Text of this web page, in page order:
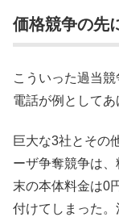
価格競争の先
こういった過当
電話が例としてあ
巨大な3社とその
ーザ争奪競争は
末の本体料金は0
付けてしまった